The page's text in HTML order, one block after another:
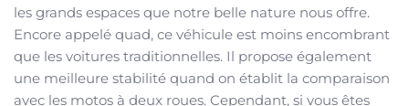
les grands espaces que notre belle nature nous offre.
Encore appelé quad, ce véhicule est moins encombrant
que les voitures traditionnelles. Il propose également
une meilleure stabilité quand on établit la comparaison
avec les motos à deux roues. Cependant, si vous êtes